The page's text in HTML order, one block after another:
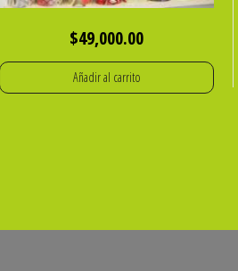
$49,000.00
Añadir al carrito